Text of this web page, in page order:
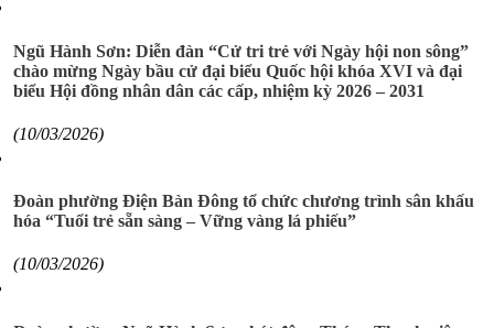
Ngũ Hành Sơn: Diễn đàn “Cử tri trẻ với Ngày hội non sông”
chào mừng Ngày bầu cử đại biểu Quốc hội khóa XVI và đại
biểu Hội đồng nhân dân các cấp, nhiệm kỳ 2026 – 2031
(10/03/2026)
Đoàn phường Điện Bàn Đông tổ chức chương trình sân khấu
hóa “Tuổi trẻ sẵn sàng – Vững vàng lá phiếu”
(10/03/2026)